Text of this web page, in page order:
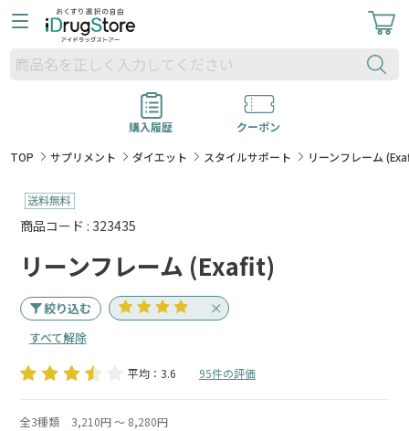
購入履歴
クーポン
TOP
サプリメント ダイエット スタイルサポート リーンフレーム
商品コード : 323435
リーンフレーム (Exafit)
絞り込む
すべて解除
平均：3.6 95件の評価
全3種類 3,210円 ～ 8,280円